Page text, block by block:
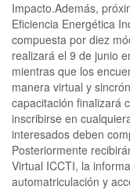
Impacto.Además,
Eficiencia Energética
compuesta por diez
realizará el 9 de junio
mientras que los
manera virtual y
capacitación finalizará
inscribirse en
interesados deben
Posteriormente
Virtual ICCTI, la
automatriculación y